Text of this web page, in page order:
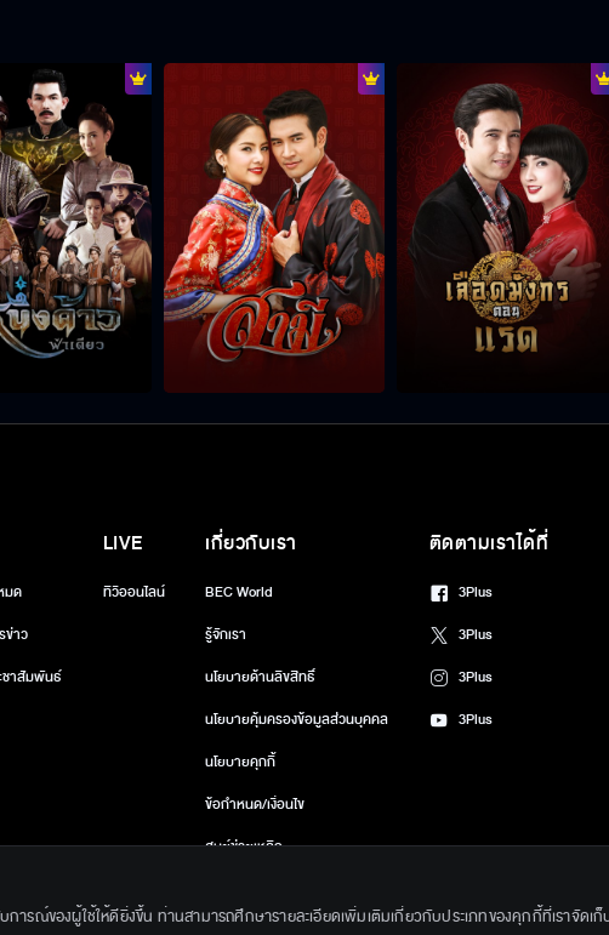
มด
ข่าว
ชาสัมพันธ์
LIVE
ทีวีออนไลน์
เกี่ยวกับเรา
BEC World
รู้จักเรา
นโยบายด้านลิขสิทธิ์
นโยบายคุ้มครองข้อมูลส่วนบุคคล
นโยบายคุกกี้
ข้อกำหนด/เงื่อนไข
ศูนย์ช่วยเหลือ
ติดตามเราได้ที่
3Plus
3Plus
3Plus
3Plus
© 2020 Bangkok Entertainment Co.,Ltd. All Rights Reserved. Powered
ารณ์ของผู้ใช้ให้ดียิ่งขึ้น ท่านสามารถศึกษารายละเอียดเพิ่มเติมเกี่ยวกับประเภทของคุกกี้ที่เราจัดเ